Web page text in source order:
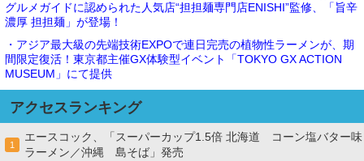
グルメガイドに認められた人気店“担担麺専門店ENISHI”監修、「旨辛
濃厚 担担麺」が登場！
・アジア最大級の先端技術EXPOで連日完売の植物性ラーメンが、期
間限定復活！東京都主催GX体験型イベント「TOKYO GX ACTION
MUSEUM」にて提供
アクセスランキング
1
エースコック、「スーパーカップ1.5倍 北海道 コーン塩バター味
ラーメン／沖縄 島そば」発売